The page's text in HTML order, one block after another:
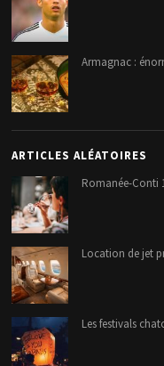
Armagnac :
ARTICLES ALÉATOIRES
Romanée-Conti
Location de jet
Les festivals